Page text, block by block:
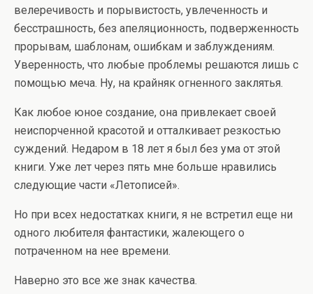
велеречивость и порывистость, увлеченность и
бесстрашность, без апеляционность, подверженность
прорывам, шаблонам, ошибкам и заблуждениям.
Уверенность, что любые проблемы решаются лишь с
помощью меча. Ну, на крайняк огненного заклятья.
Как любое юное создание, она привлекает своей
неиспорченной красотой и отталкивает резкостью
суждений. Недаром в 18 лет я был без ума от этой
книги. Уже лет через пять мне больше нравились
следующие части «Летописей».
Но при всех недостатках книги, я не встретил еще ни
одного любителя фантастики, жалеющего о
потраченном на нее времени.
Наверно это все же знак качества.